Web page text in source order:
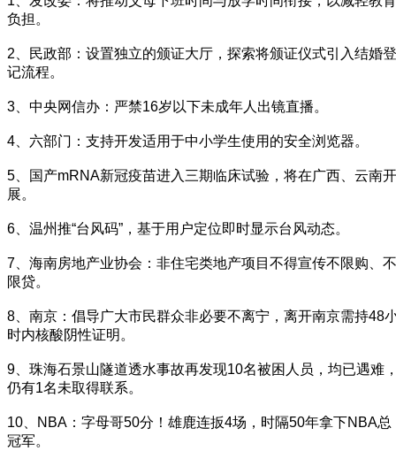
负担。
2、民政部：设置独立的颁证大厅，探索将颁证仪式引入结婚登
记流程。
3、中央网信办：严禁16岁以下未成年人出镜直播。
4、六部门：支持开发适用于中小学生使用的安全浏览器。
5、国产mRNA新冠疫苗进入三期临床试验，将在广西、云南开
展。
6、温州推“台风码”，基于用户定位即时显示台风动态。
7、海南房地产业协会：非住宅类地产项目不得宣传不限购、不
限贷。
8、南京：倡导广大市民群众非必要不离宁，离开南京需持48
时内核酸阴性证明。
9、珠海石景山隧道透水事故再发现10名被困人员，均已遇难
仍有1名未取得联系。
10、NBA：字母哥50分！雄鹿连扳4场，时隔50年拿下NBA总
冠军。